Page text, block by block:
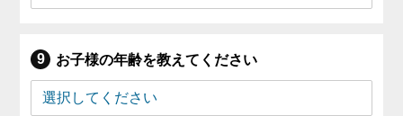
お子様の年齢を教えてください